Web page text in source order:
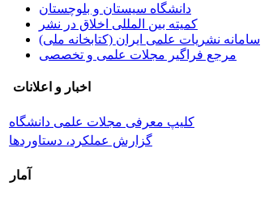
دانشگاه سیستان و بلوچستان
کمیته بین المللی اخلاق در نشر
سامانه نشریات علمی ایران (کتابخانه ملی)
مرجع فراگیر مجلات علمی و تخصصی
اخبار و اعلانات
کلیپ معرفی مجلات علمی دانشگاه
گزارش عملکرد، دستاوردها
آمار